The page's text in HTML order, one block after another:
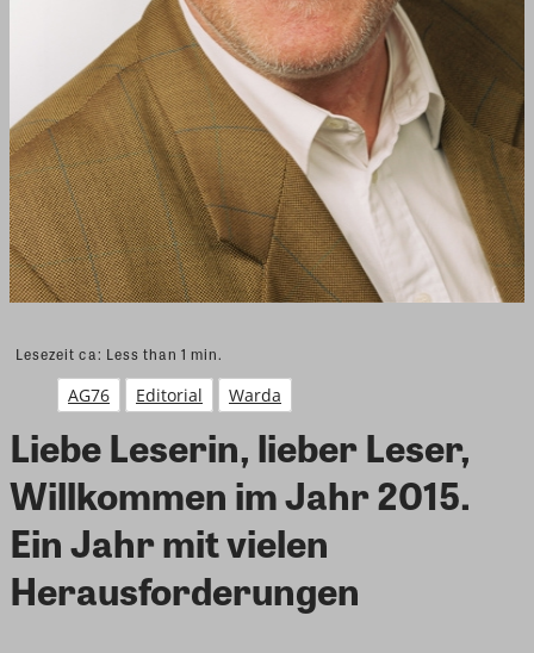
Lesezeit ca: Less than 1 min.
AG76 Editorial Warda
Liebe Leserin, lieber Leser,
Willkommen im Jahr 2015.
Ein Jahr mit vielen
Herausforderungen